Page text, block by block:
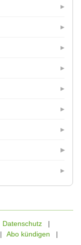
Datenschutz
Abo kündigen